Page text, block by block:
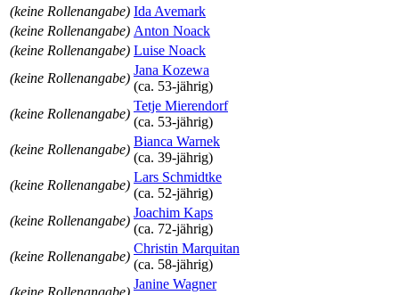
(keine Rollenangabe) Ida Avemark
(keine Rollenangabe) Anton Noack
(keine Rollenangabe) Luise Noack
(keine Rollenangabe)
Jana Kozewa
(ca. 53‑jährig)
(keine Rollenangabe)
Tetje Mierendorf
(ca. 53‑jährig)
(keine Rollenangabe)
Bianca Warnek
(ca. 39‑jährig)
(keine Rollenangabe)
Lars Schmidtke
(ca. 52‑jährig)
(keine Rollenangabe)
Joachim Kaps
(ca. 72‑jährig)
(keine Rollenangabe)
Christin Marquitan
(ca. 58‑jährig)
(keine Rollenangabe)
Janine Wagner